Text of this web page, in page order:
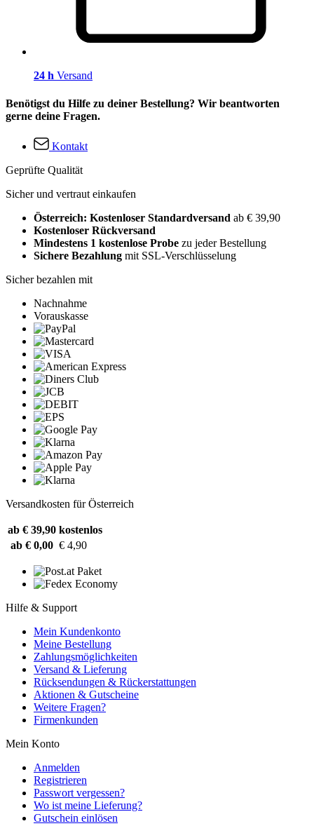
24 h Versand
Benötigst du Hilfe zu deiner Bestellung? Wir beantworten
gerne deine Fragen.
Kontakt
Geprüfte Qualität
Sicher und vertraut einkaufen
Österreich: Kostenloser Standardversand ab € 39,90
Kostenloser Rückversand
Mindestens 1 kostenlose Probe zu jeder Bestellung
Sichere Bezahlung mit SSL-Verschlüsselung
Sicher bezahlen mit
Nachnahme
Vorauskasse
Versandkosten für Österreich
ab € 39,90 kostenlos
ab € 0,00 € 4,90
Hilfe & Support
Mein Kundenkonto
Meine Bestellung
Zahlungsmöglichkeiten
Versand & Lieferung
Rücksendungen & Rückerstattungen
Aktionen & Gutscheine
Weitere Fragen?
Firmenkunden
Mein Konto
Anmelden
Registrieren
Passwort vergessen?
Wo ist meine Lieferung?
Gutschein einlösen